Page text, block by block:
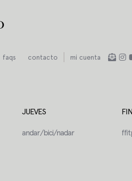
faqs contacto mi cuenta
JUEVES
andar/bici/nadar